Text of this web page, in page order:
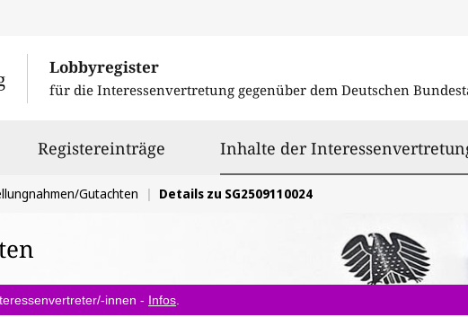
Lobbyregister
für die Interessenvertretung gegenüber dem Deutschen
Registereinträge Inhalte der
Gutachten Details zu SG2509110024
innen - Infos